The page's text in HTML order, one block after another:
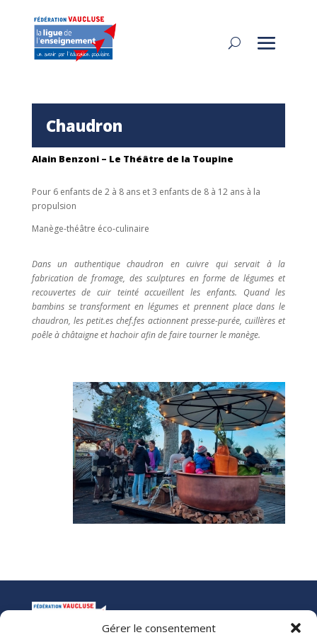
Gérer le consentement
Chaudron
Alain Benzoni – Le Théâtre de la Toupine
Pour 6 enfants de 2 à 8 ans et 3 enfants de 8 à 12 ans à la
propulsion
Manège-théâtre éco-culinaire
Dans un authentique chaudron en cuivre qui servait à la
fabrication de fromage, des sculptures en forme de légumes et
recouvertes de cuir teinté accueillent les enfants. Quand les
bambins se transforment en légumes et prennent place dans le
chaudron, les petit.es chef.fes actionnent presse-purée, cuillères et
poêle à châtaigne et hachoir afin de faire tourner le manège.